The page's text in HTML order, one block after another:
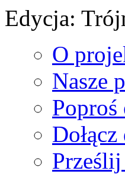
Edycja:
O
Nasze
Poproś